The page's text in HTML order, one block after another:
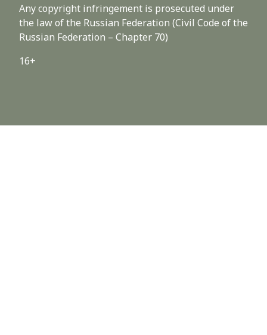
Any copyright infringement is prosecuted under
the law of the Russian Federation (Civil Code of the
Russian Federation – Chapter 70)
16+